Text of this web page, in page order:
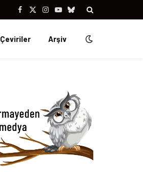
Facebook
X
Instagram
YouTubeBluesky
Çeviriler Arşiv